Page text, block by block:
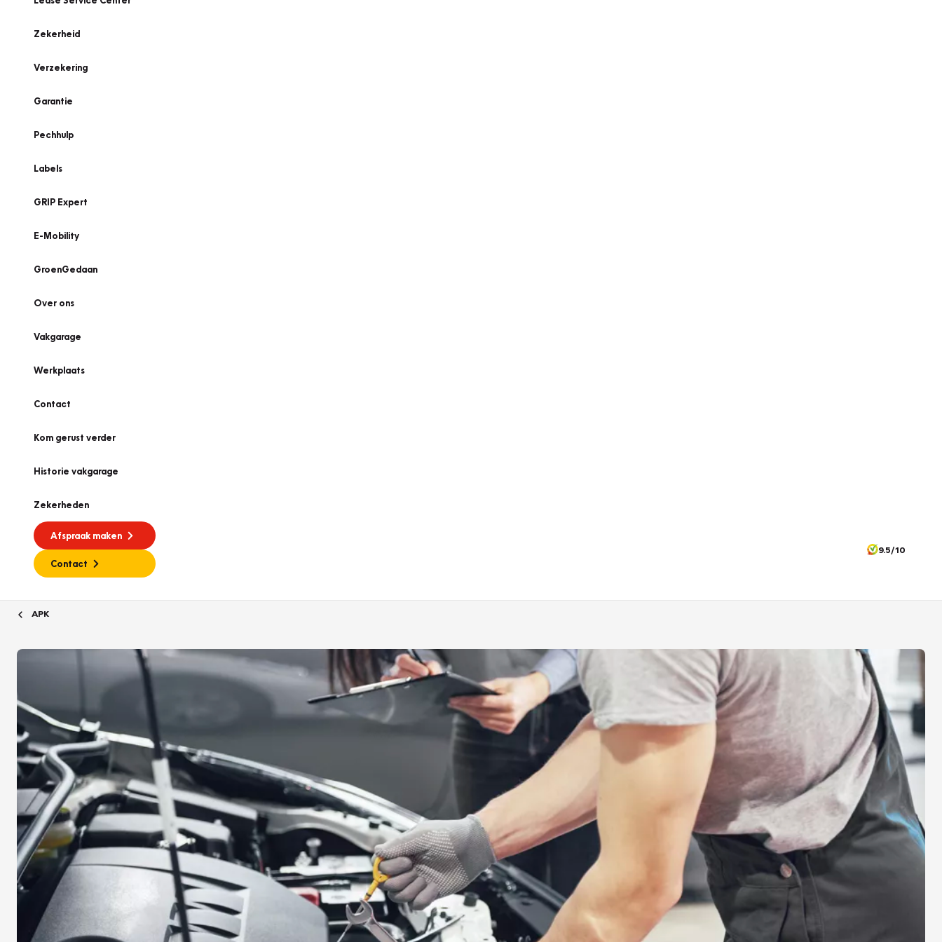
Zekerheid
Verzekering
Garantie
Pechhulp
Labels
GRIP Expert
E-Mobility
GroenGedaan
Over ons
Vakgarage
Werkplaats
Contact
Kom gerust verder
Historie vakgarage
Zekerheden
Afspraak maken
Contact
9.5/10
APK